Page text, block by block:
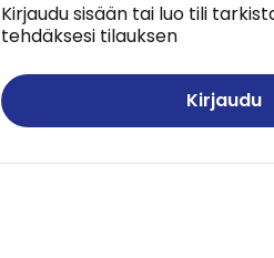
Kirjaudu sisään tai luo tili
tehdäksesi tilauksen
Kirjaudu